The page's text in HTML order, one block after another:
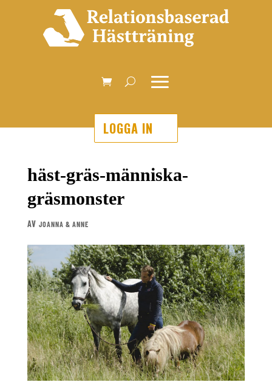
LOGGA IN
häst-gräs-människa-
gräsmonster
AV JOANNA & ANNE